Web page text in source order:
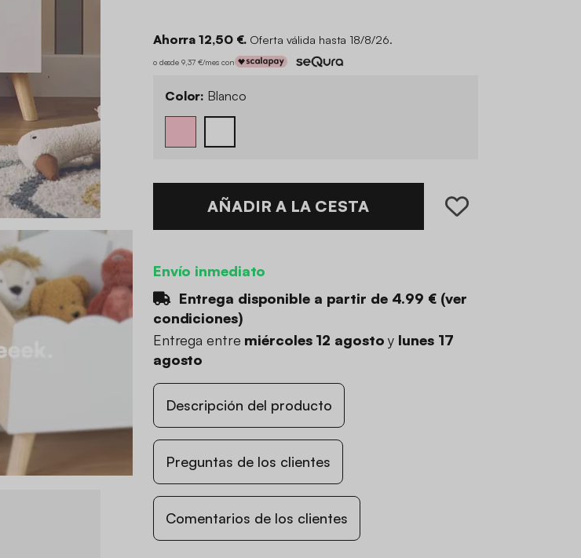
Ahorra 12,50 €. Oferta válida hasta 18/8/26.
o desde 9,37 €/mes con
Color: Blanco
AÑADIR A LA CESTA
Envío inmediato
Entrega disponible a partir de 4.99 € (ver
condiciones)
Entrega entre miércoles 12 agostoy lunes 17
agosto
Descripción del producto
Preguntas de los clientes
Comentarios de los clientes